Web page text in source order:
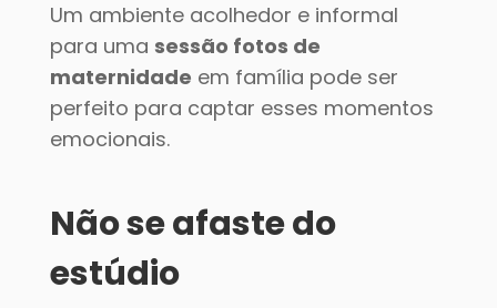
Um ambiente acolhedor e informal
para uma sessão fotos de
maternidade em família pode ser
perfeito para captar esses momentos
emocionais.
Não se afaste do
estúdio